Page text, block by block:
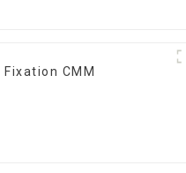
Fixation CMM